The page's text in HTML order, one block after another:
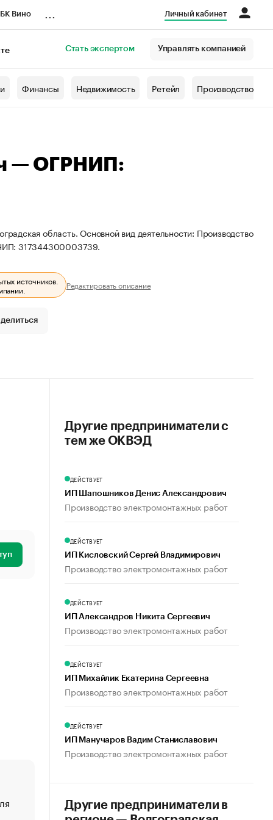
Вино Личный кабинет
Стать экспертом Управлять компанией
Финансы Недвижимость Ретейл Производство
— ОГРНИП:
область. Основной вид деятельности: Производство
317344300003739.
источников.
Редактировать описание
«От спорта тело стареет иначе». Как живет глава
создавшей GTA
Другие предприниматели с
тем же ОКВЭД
ДЕЙСТВУЕТ
ИП Шапошников Денис Александрович
Производство электромонтажных работ
ДЕЙСТВУЕТ
ИП Кисловский Сергей Владимирович
Производство электромонтажных работ
ДЕЙСТВУЕТ
ИП Александров Никита Сергеевич
Производство электромонтажных работ
ДЕЙСТВУЕТ
ИП Михайлик Екатерина Сергеевна
Производство электромонтажных работ
ДЕЙСТВУЕТ
ИП Манучаров Вадим Станиславович
Производство электромонтажных работ
Другие предприниматели в